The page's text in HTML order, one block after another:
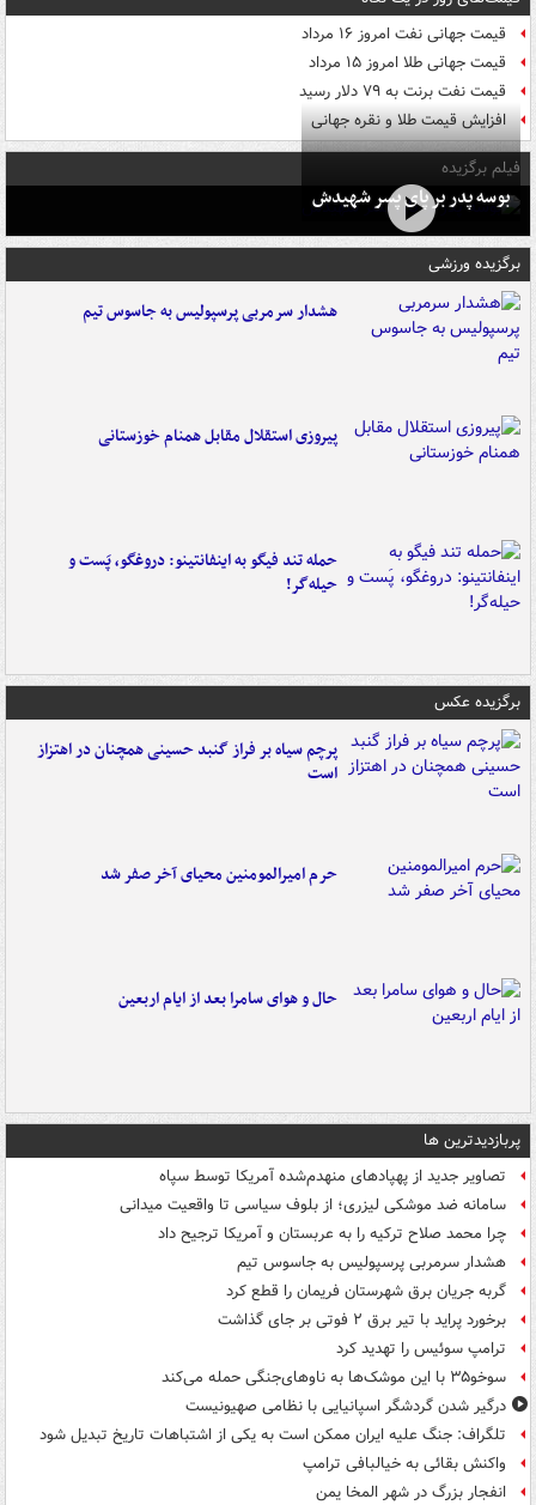
قیمت جهانی نفت امروز ۱۶ مرداد
قیمت جهانی طلا امروز ۱۵ مرداد
قیمت نفت برنت به ۷۹ دلار رسید
افزایش قیمت طلا و نقره جهانی
فیلم برگزیده
بوسه‌ پدر بر پای پسر شهیدش
برگزیده ورزشی
هشدار سرمربی پرسپولیس به جاسوس تیم
پیروزی استقلال مقابل همنام خوزستانی
حمله تند فیگو به اینفانتینو: دروغگو، پَست‌ و
حیله‌گر!
برگزیده عکس
پرچم سیاه بر فراز گنبد حسینی همچنان در اهتزاز
است
حرم امیرالمومنین محیای آخر صفر شد
حال و هوای سامرا بعد از ایام اربعین
پربازدیدترین ها
تصاویر جدید از پهپادهای منهدم‌شده آمریکا توسط سپاه
سامانه ضد موشکی لیزری؛ از بلوف سیاسی تا واقعیت میدانی
چرا محمد صلاح ترکیه را به عربستان و آمریکا ترجیح داد
هشدار سرمربی پرسپولیس به جاسوس تیم
گربه جریان برق شهرستان فریمان را قطع کرد
برخورد پراید با تیر برق ۲ فوتی بر جای گذاشت
ترامپ سوئیس را تهدید کرد
سوخو۳۵ با این موشک‌ها به ناوهای‌جنگی حمله می‌کند
درگیر شدن گردشگر اسپانیایی با نظامی صهیونیست
تلگراف: جنگ علیه ایران ممکن است به یکی از اشتباهات تاریخ تبدیل شود
واکنش بقائی به خیالبافی ترامپ
انفجار بزرگ در شهر المخا یمن